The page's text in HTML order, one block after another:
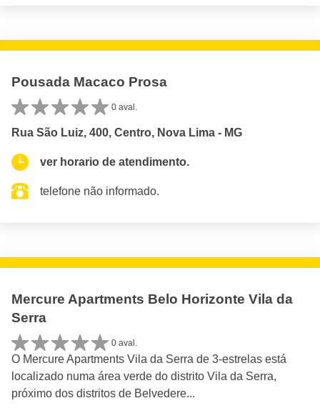
Pousada Macaco Prosa
0 aval.
Rua São Luiz, 400, Centro, Nova Lima - MG
ver horario de atendimento.
telefone não informado.
Mercure Apartments Belo Horizonte Vila da
Serra
0 aval.
O Mercure Apartments Vila da Serra de 3-estrelas está
localizado numa área verde do distrito Vila da Serra,
próximo dos distritos de Belvedere...